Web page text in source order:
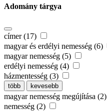
Adomány tárgya
címer (17)
magyar és erdélyi nemesség (6)
magyar nemesség (5)
erdélyi nemesség (4)
házmentesség (3)
több kevesebb
magyar nemesség megújítása (2)
nemesség (2)